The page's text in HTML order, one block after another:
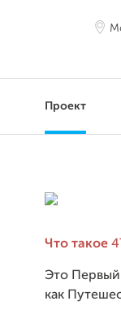
Проект
Что такое
Это
как